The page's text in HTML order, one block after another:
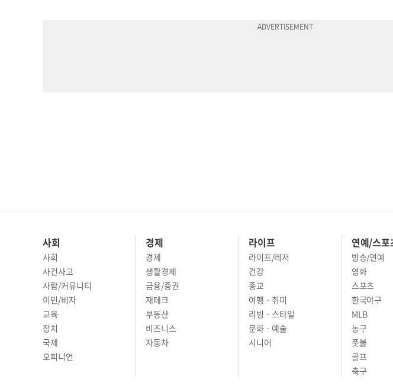
사회
사회
사건사고
사람/커뮤니티
이민/비자
교육
정치
경제
경제
생활경제
금융/증권
재테크
부동산
라이프
라이프/레저
건강
종교
여행 · 취미
리빙 · 스타일
연예/스포츠
방송/연예
영화
스포츠
한국야구
MLB
농구
풋볼